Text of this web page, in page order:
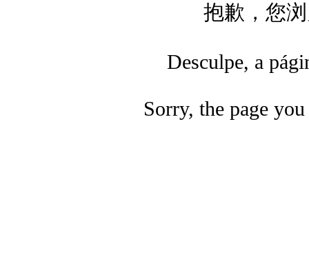
抱歉，您
Desculpe, a
Sorry, the page